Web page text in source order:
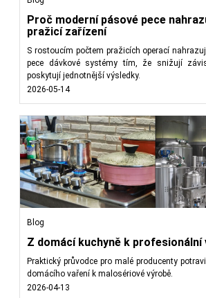
Proč moderní pásové pece
pražicí zařízení
S rostoucím počtem pražicích operací
pece dávkové systémy tím, že snižují
poskytují jednotnější výsledky.
2026-05-14
Blog
Z domácí kuchyně k profesionální
Praktický průvodce pro malé producenty
domácího vaření k malosériové výrobě.
2026-04-13